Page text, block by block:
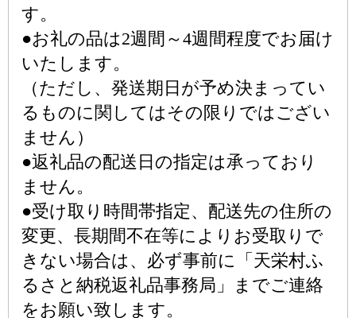
す。
●お礼の品は2週間～4週間程度でお届け
いたします。
（ただし、発送期日が予め決まってい
るものに関してはその限りではござい
ません）
●返礼品の配送日の指定は承っており
ません。
●受け取り時間帯指定、配送先の住所の
変更、長期間不在等によりお受取りで
きない場合は、必ず事前に「天栄村ふ
るさと納税返礼品事務局」までご連絡
をお願い致します。